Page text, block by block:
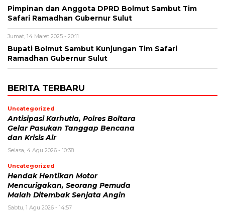
Pimpinan dan Anggota DPRD Bolmut Sambut Tim
Safari Ramadhan Gubernur Sulut
Jumat, 14 Maret 2025 - 20:11
Bupati Bolmut Sambut Kunjungan Tim Safari
Ramadhan Gubernur Sulut
BERITA TERBARU
Uncategorized
Antisipasi Karhutla, Polres Boltara
Gelar Pasukan Tanggap Bencana
dan Krisis Air
Selasa, 4 Agu 2026 - 10:38
Uncategorized
Hendak Hentikan Motor
Mencurigakan, Seorang Pemuda
Malah Ditembak Senjata Angin
Sabtu, 1 Agu 2026 - 14:57